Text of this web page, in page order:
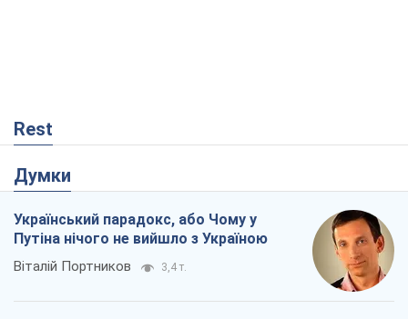
Rest
Думки
Український парадокс, або Чому у
Путіна нічого не вийшло з Україною
Віталій Портников 3,4 т.